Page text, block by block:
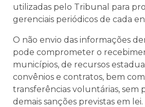
utilizadas pelo Tribunal para
gerenciais periódicos de cada
O não envio das informações
pode comprometer o
municípios, de recursos
convênios e contratos, bem
transferências voluntárias, sem
demais sanções previstas em lei.